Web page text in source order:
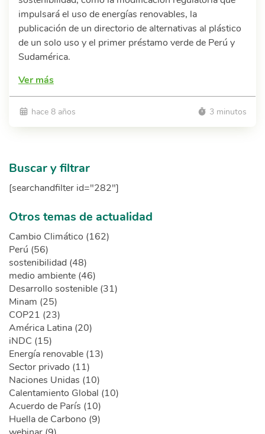
impulsará el uso de energías renovables, la
publicación de un directorio de alternativas al plástico
de un solo uso y el primer préstamo verde de Perú y
Sudamérica.
Ver más
hace 8 años 3 minutos
Buscar y filtrar
[searchandfilter id="282"]
Otros temas de actualidad
Cambio Climático (162)
Perú (56)
sostenibilidad (48)
medio ambiente (46)
Desarrollo sostenible (31)
Minam (25)
COP21 (23)
América Latina (20)
iNDC (15)
Energía renovable (13)
Sector privado (11)
Naciones Unidas (10)
Calentamiento Global (10)
Acuerdo de París (10)
Huella de Carbono (9)